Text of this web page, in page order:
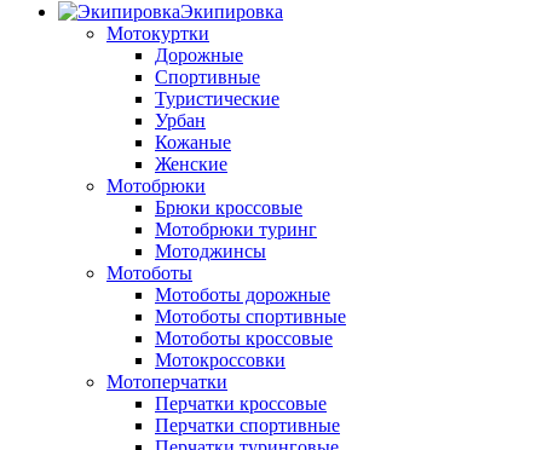
Экипировка
Мотокуртки
Дорожные
Спортивные
Туристические
Урбан
Кожаные
Женские
Мотобрюки
Брюки кроссовые
Мотобрюки туринг
Мотоджинсы
Мотоботы
Мотоботы дорожные
Мотоботы спортивные
Мотоботы кроссовые
Мотокроссовки
Мотоперчатки
Перчатки кроссовые
Перчатки спортивные